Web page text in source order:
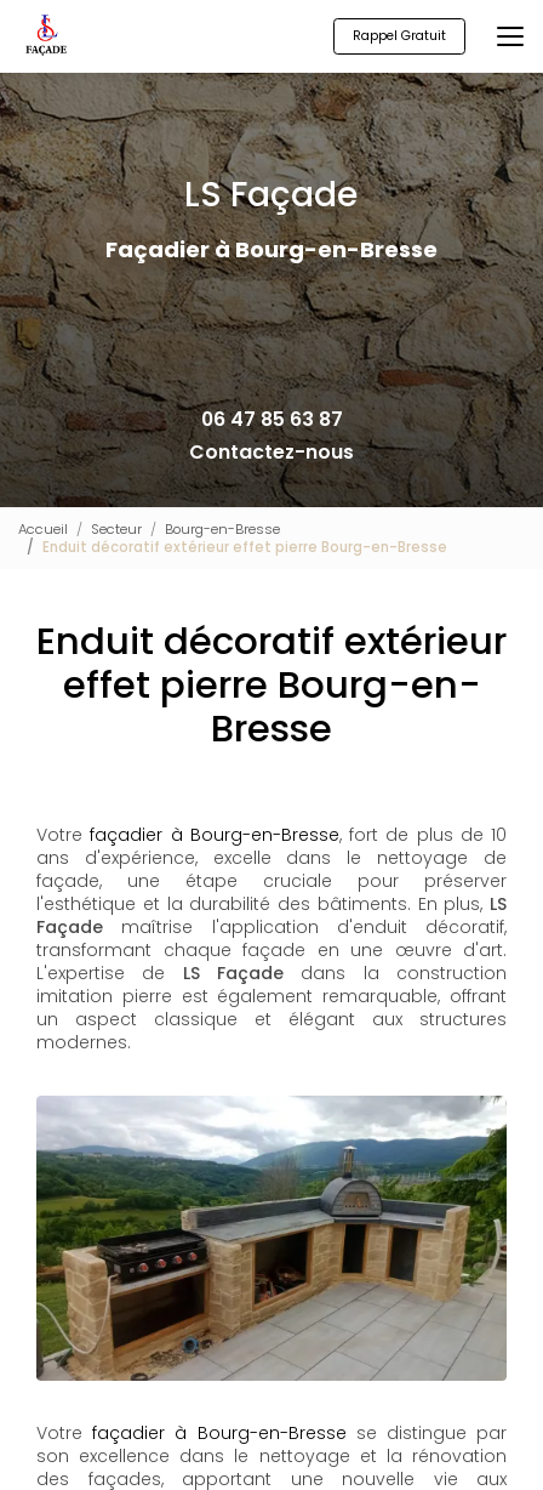
contenu
principal
Rappel Gratuit
LS Façade
Façadier à Bourg-en-Bresse
06 47 85 63 87
Contactez-nous
Accueil Secteur
Bourg-en-Bresse
Enduit décoratif extérieur effet pierre Bourg-en-Bresse
Enduit décoratif extérieur
effet pierre Bourg-en-
Bresse
Votrefaçadier à Bourg-en-Bresse, fort de plus de 10
ans d'expérience, excelle dans le nettoyage de
façade, une étape cruciale pour préserver
l'esthétique et la durabilité des bâtiments. En plus, LS
Façade maîtrise l'application d'enduit décoratif,
transformant chaque façade en une œuvre d'art.
L'expertise de LS Façade dans la construction
imitation pierre est également remarquable, offrant
un aspect classique et élégant aux structures
modernes.
Votrefaçadier à Bourg-en-Bresse se distingue par
son excellence dans le nettoyage et la rénovation
des façades, apportant une nouvelle vie aux